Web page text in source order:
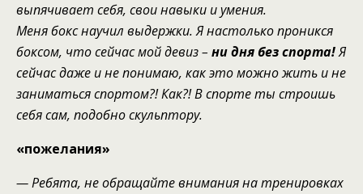
выпячивает себя, свои навыки и умения.
Менябокс научил выдержки. Я настолько проникся
боксом, что сейчас мой девиз – ни дня без спорта!Я
сейчас даже и не понимаю, как это можно жить и не
заниматься спортом?! Как?! В спорте ты строишь
себясам, подобно скульптору.
«пожелания»
— Ребята, не обращайте вниманиянатренировках